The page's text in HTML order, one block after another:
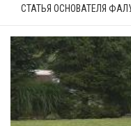
СТАТЬЯ ОСНОВАТЕЛЯ